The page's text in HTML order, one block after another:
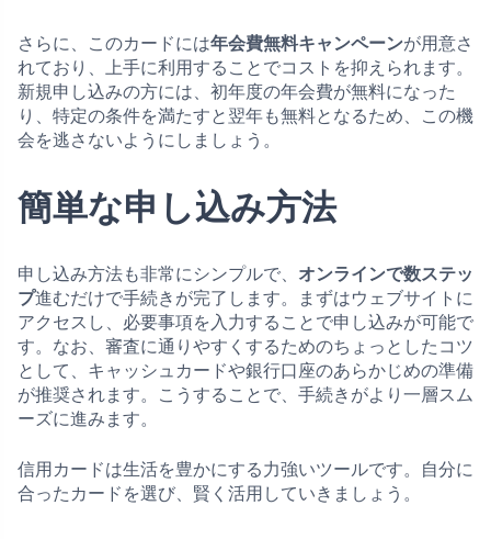
さらに、このカードには年会費無料キャンペーンが用意さ
れており、上手に利用することでコストを抑えられます。
新規申し込みの方には、初年度の年会費が無料になった
り、特定の条件を満たすと翌年も無料となるため、この機
会を逃さないようにしましょう。
簡単な申し込み方法
申し込み方法も非常にシンプルで、 オンラインで数ステッ
プ進むだけで手続きが完了します。まずはウェブサイトに
アクセスし、必要事項を入力することで申し込みが可能で
す。なお、審査に通りやすくするためのちょっとしたコツ
として、キャッシュカードや銀行口座のあらかじめの準備
が推奨されます。こうすることで、手続きがより一層スム
ーズに進みます。
信用カードは生活を豊かにする力強いツールです。自分に
合ったカードを選び、賢く活用していきましょう。